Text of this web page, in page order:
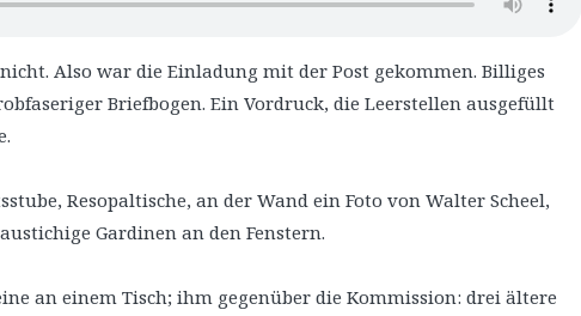
Also war die Einladung mit der Post gekommen. Billiges
Briefbogen. Ein Vordruck, die Leerstellen ausgefüllt
Resopaltische, an der Wand ein Foto von Walter Scheel,
Gardinen an den Fenstern.
an einem Tisch; ihm gegenüber die Kommission: drei ältere